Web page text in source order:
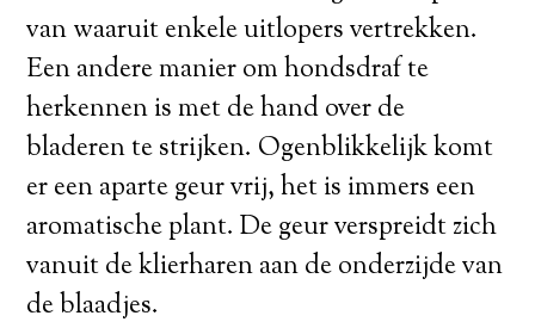
van waaruit enkele uitlopers vertrekken.
Een andere manier om hondsdraf te
herkennen is met de hand over de
bladeren te strijken. Ogenblikkelijk komt
er een aparte geur vrij, het is immers een
aromatische plant. De geur verspreidt zich
vanuit de klierharen aan de onderzijde van
de blaadjes.